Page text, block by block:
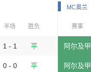
半场 胜负
1 - 1 平
0 - 0 平
MC奥兰
赛事
阿尔及甲
阿尔及甲